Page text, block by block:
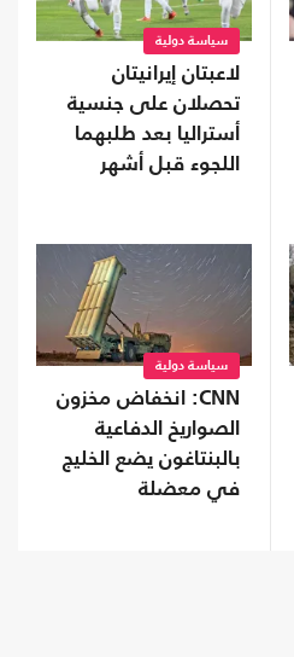
سياسة دولية
لاعبتان إيرانيتان
تحصلان على جنسية
أستراليا بعد طلبهما
اللجوء قبل أشهر
سياسة دولية
CNN: انخفاض مخزون
الصواريخ الدفاعية
بالبنتاغون يضع الخليج
في معضلة